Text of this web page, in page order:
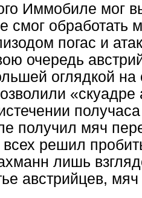
Иммобиле мог
смог обработать
погас и
очередь
оглядкой
получил мяч
решил
лишь
австрийцев, мяч